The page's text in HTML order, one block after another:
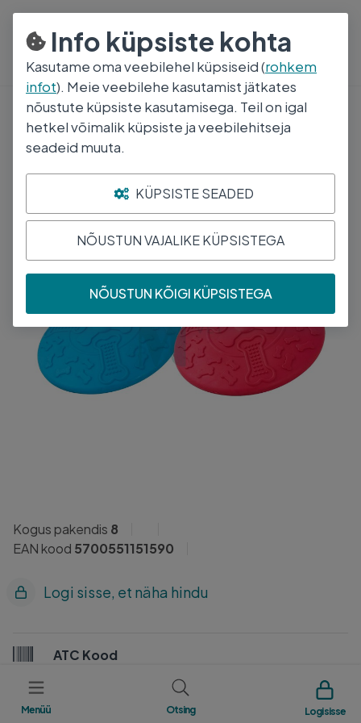
E-R 8:30-17:00
Menüü Otsing Logi sisse
Mänguasjad
BF KOERA MÄNGUASI KUMMIST LENDAV
Kogus pakendis 8
EAN kood 5700551151590
Logi sisse, et näha hindu
ATC Kood
Info küpsiste kohta
Kasutame oma veebilehel küpsiseid (rohkem
infot). Meie veebilehe kasutamist jätkates
nõustute küpsiste kasutamisega. Teil on igal
hetkel võimalik küpsiste ja veebilehitseja
seadeid muuta.
KÜPSISTE SEADED
NÕUSTUN VAJALIKE KÜPSISTEGA
NÕUSTUN KÕIGI KÜPSISTEGA